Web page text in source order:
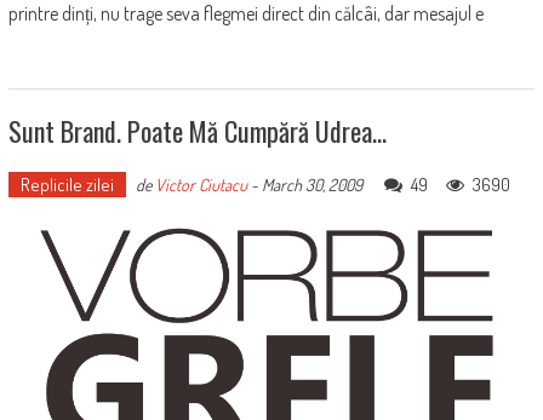
printre dinți, nu trage seva flegmei direct din călcâi, dar mesajul e
Sunt Brand. Poate Mă Cumpără Udrea…
Replicile zilei de Victor Ciutacu- March 30, 2009 49 3690